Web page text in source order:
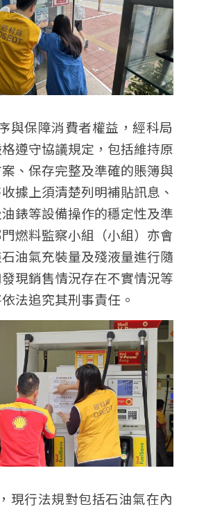
遵守協議規定，包括維持原
、保存完整及準確的賬簿與
據上須清楚列明補貼訊息、
錶等設備操作的穩定性及準
燃料監察小組（小組）亦會
油氣充裝量及殘液量進行隨
現銷售情況存在不實情況等
法追究其刑事責任。